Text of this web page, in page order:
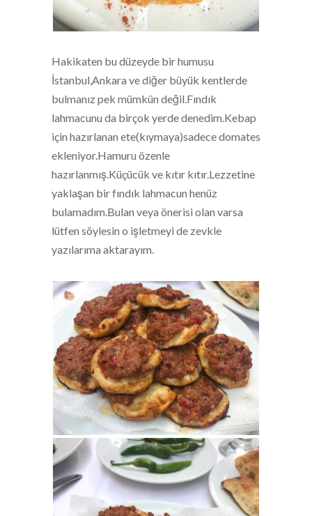
Hakikaten bu düzeyde bir humusu
İstanbul,Ankara ve diğer büyük kentlerde
bulmanız pek mümkün değil.Fındık
lahmacunu da birçok yerde denedim.Kebap
için hazırlanan ete(kıymaya)sadece domates
ekleniyor.Hamuru özenle
hazırlanmış.Küçücük ve kıtır kıtır.Lezzetine
yaklaşan bir fındık lahmacun henüz
bulamadım.Bulan veya önerisi olan varsa
lütfen söylesin o işletmeyi de zevkle
yazılarıma aktarayım.